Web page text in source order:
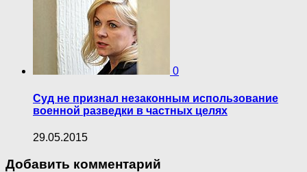
0
Суд не признал незаконным использование
военной разведки в частных целях
29.05.2015
Добавить комментарий